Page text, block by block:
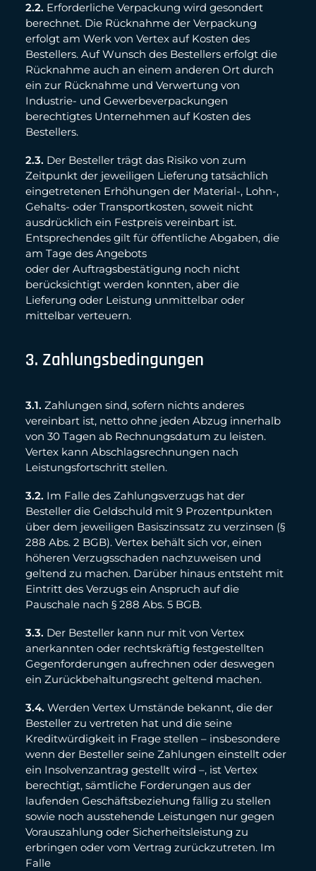
2.2. Erforderliche Verpackung wird gesondert
berechnet. Die Rücknahme der Verpackung
erfolgt am Werk von Vertex auf Kosten des
Bestellers. Auf Wunsch des Bestellers erfolgt die
Rücknahme auch an einem anderen Ort durch
ein zur Rücknahme und Verwertung von
Industrie- und Gewerbeverpackungen
berechtigtes Unternehmen auf Kosten des
Bestellers.
2.3. Der Besteller trägt das Risiko von zum
Zeitpunkt der jeweiligen Lieferung tatsächlich
eingetretenen Erhöhungen der Material-, Lohn-,
Gehalts- oder Transportkosten, soweit nicht
ausdrücklich ein Festpreis vereinbart ist.
Entsprechendes gilt für öffentliche Abgaben, die
am Tage des Angebots
oder der Auftragsbestätigung noch nicht
berücksichtigt werden konnten, aber die
Lieferung oder Leistung unmittelbar oder
mittelbar verteuern.
3. Zahlungsbedingungen
3.1. Zahlungen sind, sofern nichts anderes
vereinbart ist, netto ohne jeden Abzug innerhalb
von 30 Tagen ab Rechnungsdatum zu leisten.
Vertex kann Abschlagsrechnungen nach
Leistungsfortschritt stellen.
3.2. Im Falle des Zahlungsverzugs hat der
Besteller die Geldschuld mit 9 Prozentpunkten
über dem jeweiligen Basiszinssatz zu verzinsen (§
288 Abs. 2 BGB). Vertex behält sich vor, einen
höheren Verzugsschaden nachzuweisen und
geltend zu machen. Darüber hinaus entsteht mit
Eintritt des Verzugs ein Anspruch auf die
Pauschale nach § 288 Abs. 5 BGB.
3.3. Der Besteller kann nur mit von Vertex
anerkannten oder rechtskräftig festgestellten
Gegenforderungen aufrechnen oder deswegen
ein Zurückbehaltungsrecht geltend machen.
3.4. Werden Vertex Umstände bekannt, die der
Besteller zu vertreten hat und die seine
Kreditwürdigkeit in Frage stellen – insbesondere
wenn der Besteller seine Zahlungen einstellt oder
ein Insolvenzantrag gestellt wird –, ist Vertex
berechtigt, sämtliche Forderungen aus der
laufenden Geschäftsbeziehung fällig zu stellen
sowie noch ausstehende Leistungen nur gegen
Vorauszahlung oder Sicherheitsleistung zu
erbringen oder vom Vertrag zurückzutreten. Im
Falle